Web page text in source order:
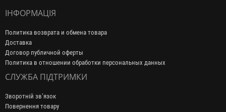
ІНФОРМАЦІЯ
Политика возврата и обмена товара
Доставка
Договор публичной оферты
Политика в отношении обработки персональных данных
СЛУЖБА ПІДТРИМКИ
Зворотній зв’язок
Повернення товару